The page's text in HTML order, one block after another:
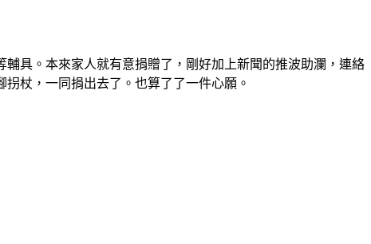
具。本來家人就有意捐贈了，剛好加上新聞的推波助瀾，連絡
杖，一同捐出去了。也算了了一件心願。